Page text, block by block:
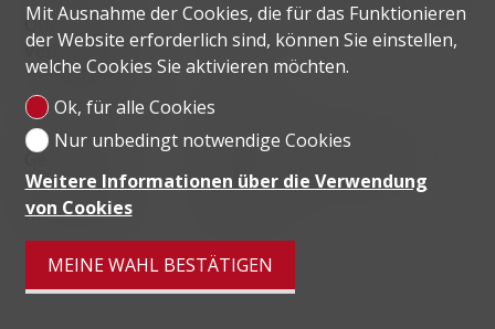
Öffentliche
Verkehrsmittel
125 m 2' 2' -
Primarschule 151 m
Geschäfte 1.49 km
Restaurants
Mit Ausnahme der Cookies, die für das Funktionieren
der Website erforderlich sind, können Sie einstellen,
welche Cookies Sie aktivieren möchten.
Ok, für alle Cookies
Nur unbedingt notwendige Cookies
Weitere Informationen über die Verwendung
von Cookies
MEINE WAHL BESTÄTIGEN